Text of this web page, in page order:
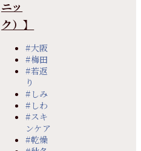
ニッ
ク）】
#大阪
#梅田
#若返
り
#しみ
#しわ
#スキ
ンケア
#乾燥